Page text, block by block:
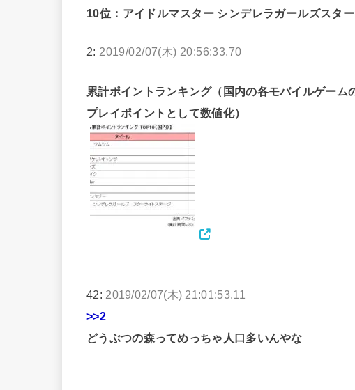
10位：アイドルマスター シンデレラガールズスタ
2: 2019/02/07(木) 20:56:33.70
累計ポイントランキング（国内の各モバイルゲー
プレイポイントとして数値化）
42: 2019/02/07(木) 21:01:53.11
>>2
どうぶつの森ってめっちゃ人口多いんやな